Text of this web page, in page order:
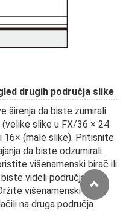
drugih područja slike
širenja da biste zumirali
slike u FX/36 × 24
16× (male slike). Pritisnite
da biste odzumirali.
višenamenski birač ili
videli područja slike
višenamenski birač
na druga područja